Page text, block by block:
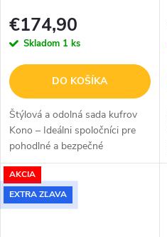
€174,90
Skladom 1 ks
DO KOŠÍKA
Štýlová a odolná sada kufrov
Kono – Ideálni spoločníci pre
pohodlné a bezpečné
cestovanie Sada troch kufrov
Kono vo veľkostiach 20", 24" a
28" je ideálnym riešením pre...
AKCIA
EXTRA ZĽAVA